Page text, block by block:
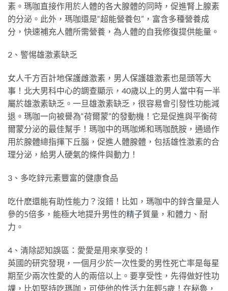
素。瑪咖直接作用於人體的各大腺體的同時，促進腎上腺素
的分泌。此外，瑪咖還是“超能營養包”，富含多種營養成
分，快速補充人體所需營養，為人體的自我修復提供能量。
2、警惕雄激素缺乏
女人千方百計地保護雌激素，男人保護雄激素也是頭等大
事！北大男科中心的調查顯示，40歲以上的男人當中有一半
屬於雄激素缺乏。一旦雄激素缺乏，很容易會引發性功能減
退。瑪咖一向被譽為“荷爾蒙”的發動機！它是促進與平衡荷
爾蒙分泌的最佳幫手！瑪咖中的瑪咖烯和瑪咖酰胺，通過作
用於腺體總指揮下丘腦，促進人體腺體，包括雄性激素的合
理分泌，給男人硬氣的條件與動力！
3、多吃鋅元素豐富的健康食品
吃什麽還能有助性能力？沒錯！比如，瑪咖中的鋅含量是人
參的5倍多，能極大地提升男性的精子質量，和體力、耐
力。
4、清除認知誤區：愛愛是用來享受的！
英國的研究發現，一個月少於一次性愛的男性死亡率是每星
期至少兩次性愛的人的兩倍以上。要享受性，先得做好性功
課，比如堅持吃瑪咖，可使他的性活力年輕5歲！在秘魯，